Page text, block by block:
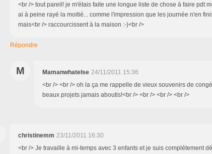
<br /> tout pareil! je m'étais faite une longue liste de chose à faire pdt
ai à peine rayé la moitié... comme l'impression que les journée n'en
mais<br /> raccourcissent à la maison :-)<br />
Répondre
M Mamanwhatelse 24/11/2011 15:36
<br /> <br /> oh la ça me rappelle de vieux souvenirs de
beaux projets jamais aboutis!<br /> <br /> <br /> <br />
christinemm 23/11/2011 16:30
<br /> Je travaille à mi-temps avec 3 enfants et je suis complétement